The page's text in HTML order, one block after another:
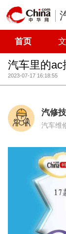
首页
汽车里的ac
2023-07-17 16:18:55
汽修
汽车维